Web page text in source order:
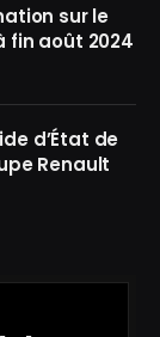
sur le
fin août 2024
d’État de
Renault